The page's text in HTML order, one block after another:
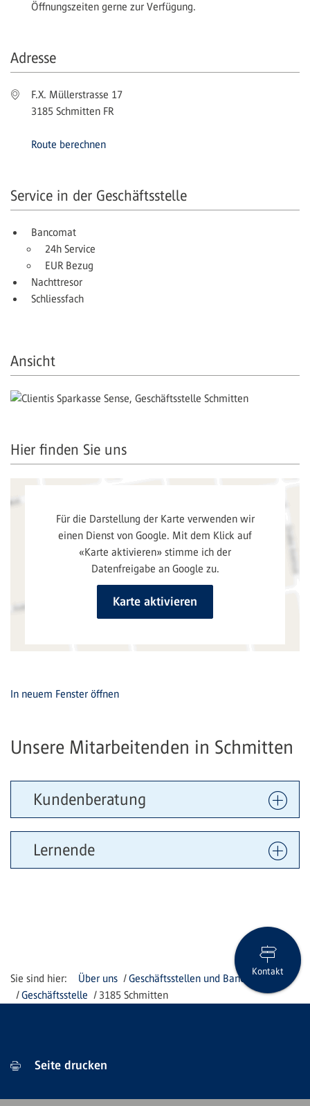
Öffnungszeiten gerne zur Verfügung.
Adresse
F.X. Müllerstrasse 17
3185 Schmitten FR
Route berechnen
Service in der Geschäftsstelle
Bancomat
24h Service
EUR Bezug
Nachttresor
Schliessfach
Ansicht
Hier finden Sie uns
In neuem Fenster öffnen
Unsere Mitarbeitenden in Schmitten
Kundenberatung
Lernende
Über uns
Geschäftsstellen und Bancomaten
Geschäftsstelle
3185 Schmitten
Kontakt
Seite drucken